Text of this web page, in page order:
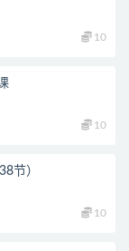
10
10
节）
10